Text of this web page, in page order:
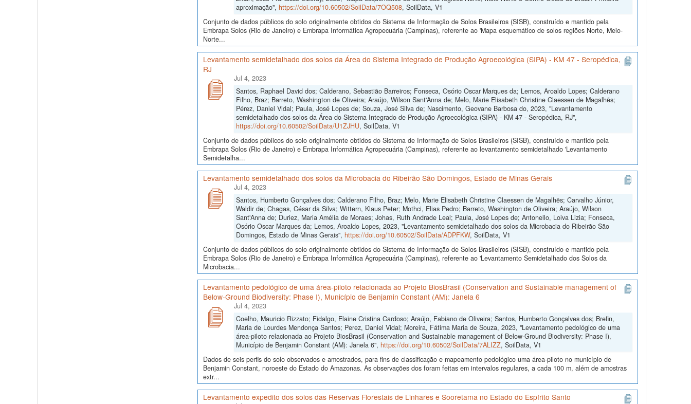
aproximação", https://doi.org/10.60502/SoilData/7OQ508, SoilData, V1
Conjunto de dados públicos do solo originalmente obtidos do Sistema de Informação de Solos Brasileiros (SISB), construído e mantido pela
Embrapa Solos (Rio de Janeiro) e Embrapa Informática Agropecuária (Campinas), referente ao 'Mapa esquemático de solos regiões Norte, Meio-
Norte...
Levantamento semidetalhado dos solos da Área do Sistema Integrado de Produção Agroecológica (SIPA) - KM 47 - Seropédica,
RJ
Jul 4, 2023
Santos, Raphael David dos; Calderano, Sebastião Barreiros; Fonseca, Osório Oscar Marques da; Lemos, Aroaldo Lopes; Calderano
Filho, Braz; Barreto, Washington de Oliveira; Araújo, Wilson Sant'Anna de; Melo, Marie Elisabeth Christine Claessen de Magalhẽs;
Pérez, Daniel Vidal; Paula, José Lopes de; Souza, José Silva de; Nascimento, Geovane Barbosa do, 2023, "Levantamento
semidetalhado dos solos da Área do Sistema Integrado de Produção Agroecológica (SIPA) - KM 47 - Seropédica, RJ",
https://doi.org/10.60502/SoilData/U1ZJHU, SoilData, V1
Conjunto de dados públicos do solo originalmente obtidos do Sistema de Informação de Solos Brasileiros (SISB), construído e mantido pela
Embrapa Solos (Rio de Janeiro) e Embrapa Informática Agropecuária (Campinas), referente ao levantamento semidetalhado 'Levantamento
Semidetalha...
Levantamento semidetalhado dos solos da Microbacia do Ribeirão São Domingos, Estado de Minas Gerais
Jul 4, 2023
Santos, Humberto Gonçalves dos; Calderano Filho, Braz; Melo, Marie Elisabeth Christine Claessen de Magalhẽs; Carvalho Júnior,
Waldir de; Chagas, César da Silva; Wittern, Klaus Peter; Mothci, Elias Pedro; Barreto, Washington de Oliveira; Araújo, Wilson
Sant'Anna de; Duriez, Maria Amélia de Moraes; Johas, Ruth Andrade Leal; Paula, José Lopes de; Antonello, Loiva Lizia; Fonseca,
Osório Oscar Marques da; Lemos, Aroaldo Lopes, 2023, "Levantamento semidetalhado dos solos da Microbacia do Ribeirão São
Domingos, Estado de Minas Gerais", https://doi.org/10.60502/SoilData/ADPFKW, SoilData, V1
Conjunto de dados públicos do solo originalmente obtidos do Sistema de Informação de Solos Brasileiros (SISB), construído e mantido pela
Embrapa Solos (Rio de Janeiro) e Embrapa Informática Agropecuária (Campinas), referente ao 'Levantamento Semidetalhado dos Solos da
Microbacia...
Levantamento pedológico de uma área-piloto relacionada ao Projeto BiosBrasil (Conservation and Sustainable management of
Below-Ground Biodiversity: Phase I), Município de Benjamin Constant (AM): Janela 6
Jul 4, 2023
Coelho, Mauricio Rizzato; Fidalgo, Elaine Cristina Cardoso; Araújo, Fabiano de Oliveira; Santos, Humberto Gonçalves dos; Brefin,
Maria de Lourdes Mendonça Santos; Perez, Daniel Vidal; Moreira, Fátima Maria de Souza, 2023, "Levantamento pedológico de uma
área-piloto relacionada ao Projeto BiosBrasil (Conservation and Sustainable management of Below-Ground Biodiversity: Phase I),
Município de Benjamin Constant (AM): Janela 6", https://doi.org/10.60502/SoilData/7ALIZZ, SoilData, V1
Dados de seis perfis do solo observados e amostrados, para fins de classificação e mapeamento pedológico uma área-piloto no município de
Benjamin Constant, noroeste do Estado do Amazonas. As observações dos foram feitas em intervalos regulares, a cada 100 m, além de amostras
extr...
Levantamento expedito dos solos das Reservas Florestais de Linhares e Sooretama no Estado do Espírito Santo